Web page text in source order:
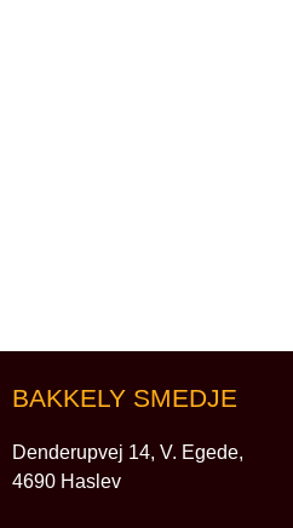
BAKKELY SMEDJE
Denderupvej 14, V. Egede,
4690 Haslev